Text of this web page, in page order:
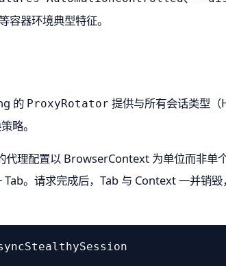
器环境典型特征。
的 ProxyRotator 提供与所有会话类型（
略。
理配置以 BrowserContext 为单位而非单
。请求完成后，Tab 与 Context 一并销毁